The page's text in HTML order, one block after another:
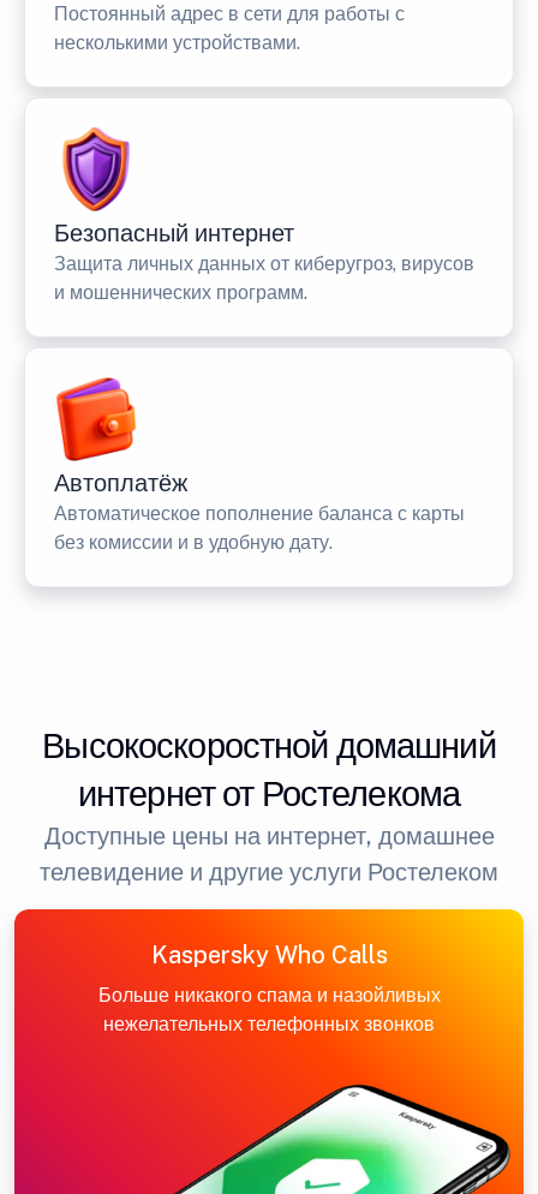
Постоянный адрес в сети для работы с
несколькими устройствами.
Безопасный интернет
Защита личных данных от киберугроз, вирусов
и мошеннических программ.
Автоплатёж
Автоматическое пополнение баланса с карты
без комиссии и в удобную дату.
Высокоскоростной домашний
интернет от Ростелекома
Доступные цены на интернет, домашнее
телевидение и другие услуги Ростелеком
Kaspersky Who Calls
Больше никакого спама и назойливых
нежелательных телефонных звонков